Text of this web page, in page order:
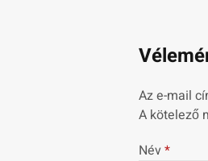
Az e-mail
A kötelező
Név*